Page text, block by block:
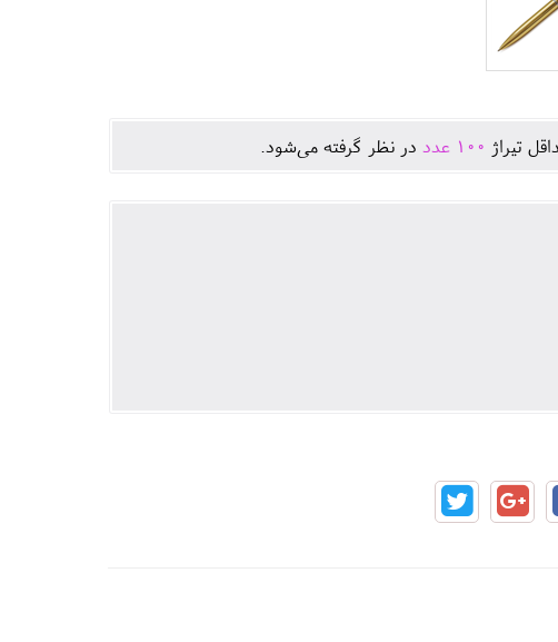
تيراژ 100 عدد در نظر گرفته می‌شود.